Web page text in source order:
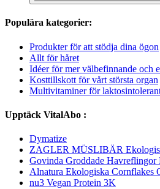
Populära kategorier:
Produkter för att stödja dina ögon
Allt för håret
Idéer för mer välbefinnande och
Kosttillskott för vårt största organ
Multivitaminer för
Upptäck VitalAbo :
Dymatize
ZAGLER MÜSLIBÄR
Govinda Groddade Havreflingor
Alnatura Ekologiska Cornflakes
nu3 Vegan Protein 3K